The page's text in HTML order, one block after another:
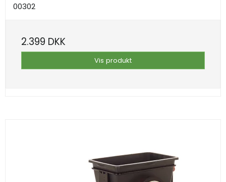
00302
2.399 DKK
Vis produkt